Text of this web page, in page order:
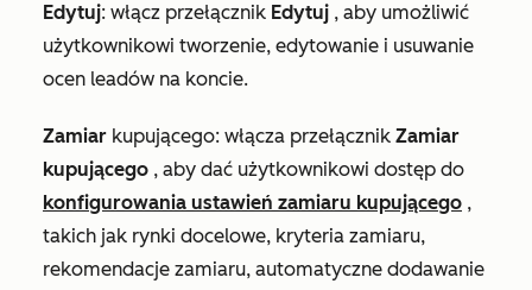
Edytuj: włącz przełącznik Edytuj , aby umożliwić
użytkownikowi tworzenie, edytowanie i usuwanie
ocen leadów na koncie.
Zamiar kupującego: włącza przełącznik Zamiar
kupującego , aby dać użytkownikowi dostęp do
konfigurowania ustawień zamiaru kupującego ,
takich jak rynki docelowe, kryteria zamiaru,
rekomendacje zamiaru, automatyczne dodawanie